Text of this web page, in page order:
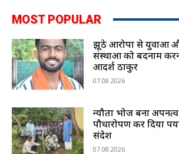
MOST POPULAR
झूठे आरोपों से युवाओं
संस्थाओं को बदनाम
आदर्श ठाकुर
07.08.2026
न्यौता भोज बना
पौधारोपण कर दिया
संदेश
07.08.2026